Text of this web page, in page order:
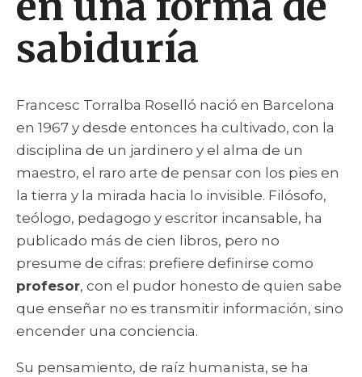
sabiduría
Francesc Torralba Roselló nació en Barcelona
en 1967 y desde entonces ha cultivado, con la
disciplina de un jardinero y el alma de un
maestro, el raro arte de pensar con los pies en
la tierra y la mirada hacia lo invisible. Filósofo,
teólogo, pedagogo y escritor incansable, ha
publicado más de cien libros, pero no
presume de cifras: prefiere definirse como
profesor, con el pudor honesto de quien sabe
que enseñar no es transmitir información, sino
encender una conciencia.
Su pensamiento, de raíz humanista, se ha